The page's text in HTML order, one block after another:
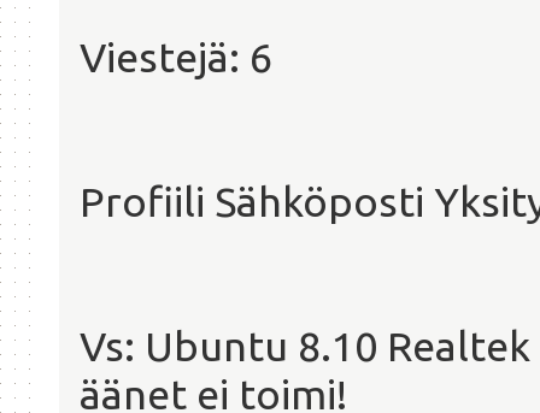
Viestejä: 6
Profiili Sähköposti
Vs: Ubuntu 8.10
äänet ei toimi!